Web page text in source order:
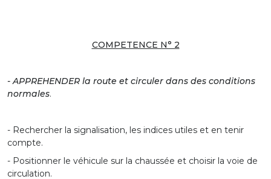
COMPETENCE N° 2
- APPREHENDER la route et circuler dans des conditions
normales.
- Rechercher la signalisation, les indices utiles et en tenir
compte.
- Positionner le véhicule sur la chaussée et choisir la voie de
circulation.